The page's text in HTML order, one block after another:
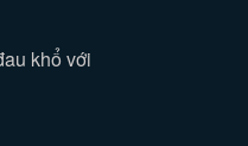
khổ với